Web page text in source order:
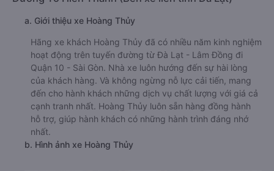
a. Giới thiệu xe Hoàng Thủy
Hãng xe khách Hoàng Thủy đã có nhiều năm kinh nghiệm
hoạt động trên tuyến đường từ Đà Lạt - Lâm Đồng đi
Quận 10 - Sài Gòn. Nhà xe luôn hướng đến sự hài lòng
của khách hàng. Và không ngừng nỗ lực cải tiến, mang
đến cho hành khách những dịch vụ chất lượng với giá cả
cạnh tranh nhất. Hoàng Thủy luôn sẵn hàng đồng hành
hỗ trợ, giúp hành khách có những hành trình đáng nhớ
nhất.
b. Hình ảnh xe Hoàng Thủy